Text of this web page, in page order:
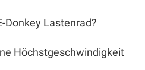
Donkey Lastenrad?
Höchstgeschwindigkeit